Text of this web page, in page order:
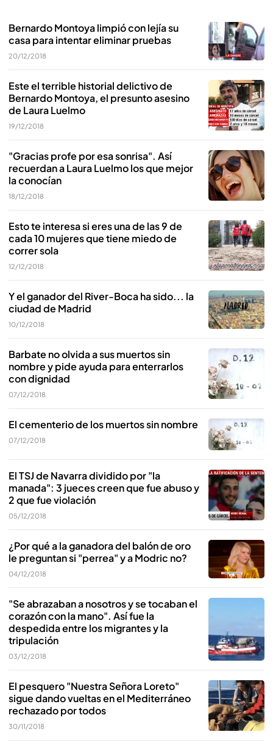
Bernardo Montoya limpió con lejía su
casa para intentar eliminar pruebas
20/12/2018
Este el terrible historial delictivo de
Bernardo Montoya, el presunto asesino
de Laura Luelmo
19/12/2018
"Gracias profe por esa sonrisa". Así
recuerdan a Laura Luelmo los que mejor
la conocían
18/12/2018
Esto te interesa si eres una de las 9 de
cada 10 mujeres que tiene miedo de
correr sola
12/12/2018
Y el ganador del River-Boca ha sido... la
ciudad de Madrid
10/12/2018
Barbate no olvida a sus muertos sin
nombre y pide ayuda para enterrarlos
con dignidad
07/12/2018
El cementerio de los muertos sin nombre
07/12/2018
El TSJ de Navarra dividido por "la
manada": 3 jueces creen que fue abuso y
2 que fue violación
05/12/2018
¿Por qué a la ganadora del balón de oro
le preguntan si "perrea" y a Modric no?
04/12/2018
"Se abrazaban a nosotros y se tocaban el
corazón con la mano". Así fue la
despedida entre los migrantes y la
tripulación
03/12/2018
El pesquero "Nuestra Señora Loreto"
sigue dando vueltas en el Mediterráneo
rechazado por todos
30/11/2018